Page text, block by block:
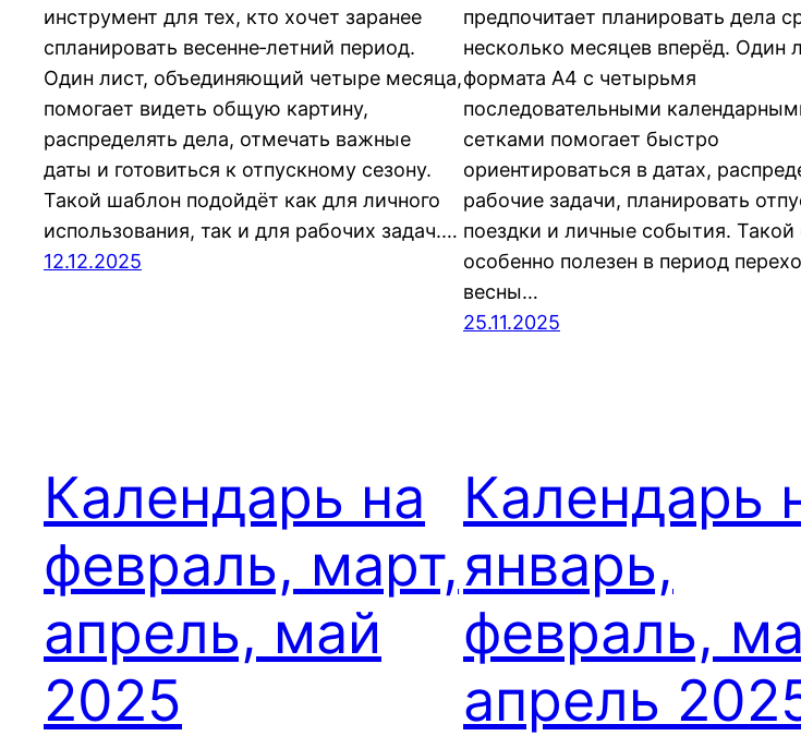
инструмент для тех, кто хочет заранее
спланировать весенне‑летний период.
Один лист, объединяющий четыре месяца,
помогает видеть общую картину,
распределять дела, отмечать важные
даты и готовиться к отпускному сезону.
Такой шаблон подойдёт как для личного
использования, так и для рабочих задач.…
12.12.2025
предпочитает планировать дела
несколько месяцев вперёд. Один
формата A4 с четырьмя
последовательными
сетками помогает быстро
ориентироваться в датах,
рабочие задачи, планировать
поездки и личные события.
особенно полезен в период
весны…
25.11.2025
Календарь на
февраль, март,
апрель, май
2025
Календарь
январь,
февраль,
апрель